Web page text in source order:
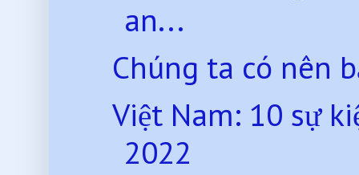
an...
Chúng ta có nên
Việt Nam: 10 sự
2022